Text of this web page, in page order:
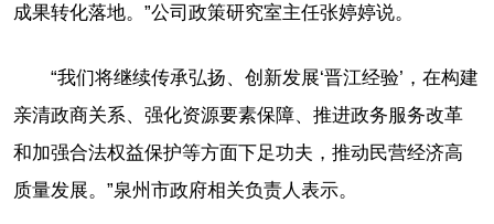
成果转化落地。”公司政策研究室主任张婷婷说。
“我们将继续传承弘扬、创新发展‘晋江经验’，在构建
亲清政商关系、强化资源要素保障、推进政务服务改革
和加强合法权益保护等方面下足功夫，推动民营经济高
质量发展。”泉州市政府相关负责人表示。